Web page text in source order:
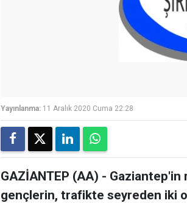
Yayınlanma: 11 Aralık 2020 Cuma 22:28
GAZİANTEP (AA) -
gençlerin, trafikte seyreden iki